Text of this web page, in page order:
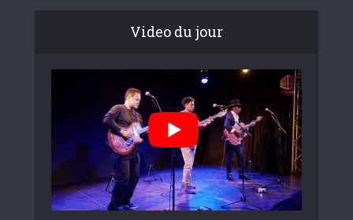
Video du jour